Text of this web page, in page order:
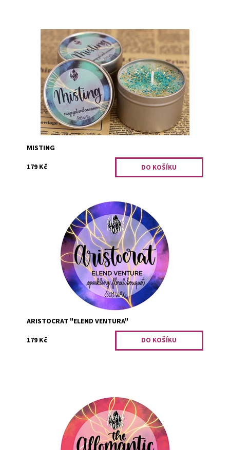
Tato svíčka je dostupná pouze při objednání minimálního
počtu tří kusů. Pomerančová kůra se skořicí.
Dostupnost:
PRO OPRAVDOVÉ FANOUŠKY
Kód:
2368
MISTING
179 Kč
Tato svíčka je dostupná pouze při objednání minimálního
počtu tří kusů. Jedinečná kytice květin.
Dostupnost:
PRO OPRAVDOVÉ FANOUŠKY
2380
ARISTOCRAT "ELEND VENTURA"
179 Kč
Tato svíčka je dostupná pouze při objednání minimálního
počtu tří kusů. Ananas a pomeranč s kokosem.
Dostupnost:
PRO OPRAVDOVÉ FANOUŠKY
2383